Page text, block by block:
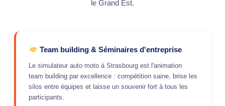
le Grand Est.
Team building & Séminaires d'entreprise
Le simulateur auto moto à Strasbourg est l'animation
team building par excellence : compétition saine, brise les
silos entre équipes et laisse un souvenir fort à tous les
participants.